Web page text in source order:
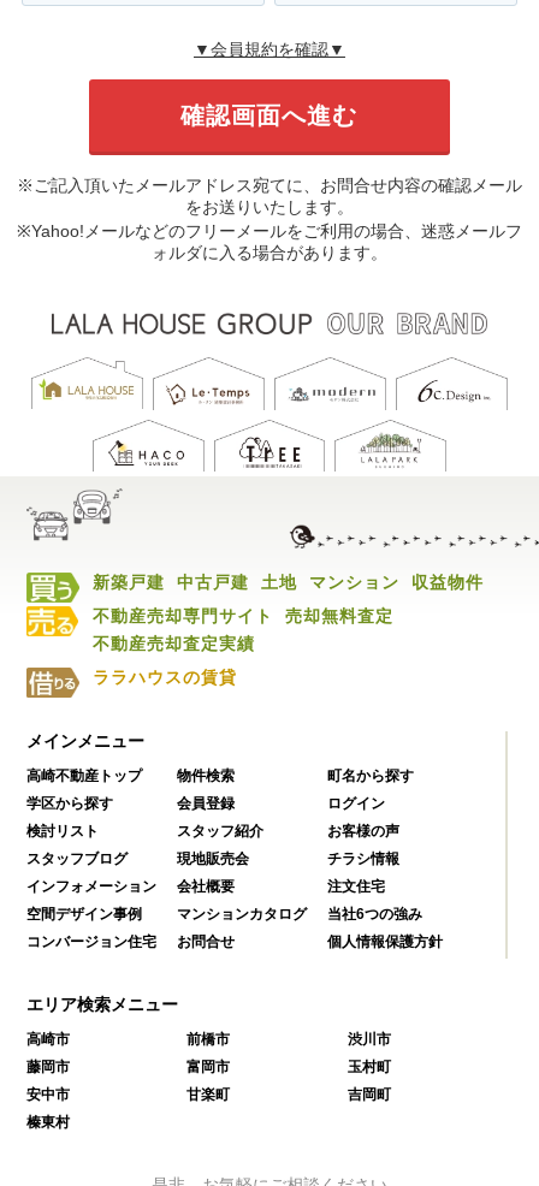
▼会員規約を確認▼
※ご記入頂いたメールアドレス宛てに、お問合せ内容の確認メール
をお送りいたします。
※Yahoo!メールなどのフリーメールをご利用の場合、迷惑メールフ
ォルダに入る場合があります。
新築戸建 中古戸建 土地 マンション
収益物件
不動産売却専門サイト
売却無料査定
不動産売却査定実績
ララハウスの賃貸
メインメニュー
高崎不動産トップ 物件検索
町名から探す
学区から探す
会員登録
ログイン
検討リスト
スタッフ紹介
お客様の声
スタッフブログ
現地販売会
チラシ情報
インフォメーション
会社概要
注文住宅
空間デザイン事例
マンションカタログ
当社6つの強み
コンバージョン住宅
お問合せ 個人情報保護方針
エリア検索メニュー
高崎市 前橋市
渋川市
藤岡市
富岡市
玉村町
安中市
甘楽町
吉岡町
榛東村